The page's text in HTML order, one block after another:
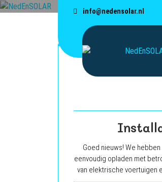
Skip
info@nedensolar.nl
Goed nieuws! We
eenvoudig opladen met
van elektrische voertuigen